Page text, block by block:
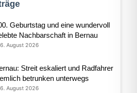
Geburtstag und eine wundervoll
Nachbarschaft in Bernau
6. August 2026
Streit eskaliert und Radfahrer
betrunken unterwegs
6. August 2026